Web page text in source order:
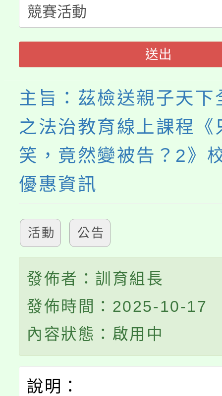
代理(課)教師甄選結果(
公告本校115學年度第
代理(課)教師甄選結果(
《TA101》溝通分析基
程，歡迎學生輔導中心
心理、諮商輔導、社會
系所師生報名參加。
送出
主旨：茲檢送親子天下
之法治教育線上課程《
笑，竟然變被告？2》
優惠資訊
活動 公告
發佈者：訓育組長
發佈時間：2025-10-17
內容狀態：啟用中
說明：